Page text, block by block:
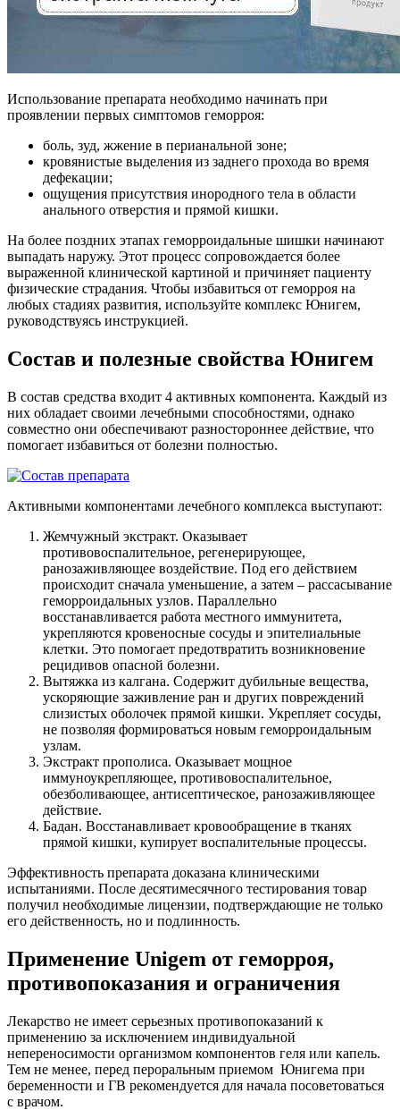
Использование препарата необходимо начинать при
проявлении первых симптомов геморроя:
боль, зуд, жжение в перианальной зоне;
кровянистые выделения из заднего прохода во время
дефекации;
ощущения присутствия инородного тела в области
анального отверстия и прямой кишки.
На более поздних этапах геморроидальные шишки начинают
выпадать наружу. Этот процесс сопровождается более
выраженной клинической картиной и причиняет пациенту
физические страдания. Чтобы избавиться от геморроя на
любых стадиях развития, используйте комплекс Юнигем,
руководствуясь инструкцией.
Состав и полезные свойства Юнигем
В состав средства входит 4 активных компонента. Каждый из
них обладает своими лечебными способностями, однако
совместно они обеспечивают разностороннее действие, что
помогает избавиться от болезни полностью.
Активными компонентами лечебного комплекса выступают:
Жемчужный экстракт. Оказывает
противовоспалительное, регенерирующее,
ранозаживляющее воздействие. Под его действием
происходит сначала уменьшение, а затем – рассасывание
геморроидальных узлов. Параллельно
восстанавливается работа местного иммунитета,
укрепляются кровеносные сосуды и эпителиальные
клетки. Это помогает предотвратить возникновение
рецидивов опасной болезни.
Вытяжка из калгана. Содержит дубильные вещества,
ускоряющие заживление ран и других повреждений
слизистых оболочек прямой кишки. Укрепляет сосуды,
не позволяя формироваться новым геморроидальным
узлам.
Экстракт прополиса. Оказывает мощное
иммуноукрепляющее, противовоспалительное,
обезболивающее, антисептическое, ранозаживляющее
действие.
Бадан. Восстанавливает кровообращение в тканях
прямой кишки, купирует воспалительные процессы.
Эффективность препарата доказана клиническими
испытаниями. После десятимесячного тестирования товар
получил необходимые лицензии, подтверждающие не только
его действенность, но и подлинность.
Применение Unigem от геморроя,
противопоказания и ограничения
Лекарство не имеет серьезных противопоказаний к
применению за исключением индивидуальной
непереносимости организмом компонентов геля или капель.
Тем не менее, перед пероральным приемом Юнигема при
беременности и ГВ рекомендуется для начала посоветоваться
с врачом.